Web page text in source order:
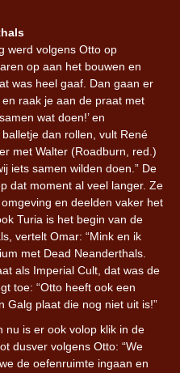
werd volgens Otto op
op aan het bouwen en
was heel gaaf. Dan gaan er
raak je aan de praat met
wat doen!’ en
dan rollen, vult René
met Walter (Roadburn, red.)
iets samen wilden doen.” De
dat moment al veel langer. Ze
en deelden vaker het
Turia is het begin van de
vertelt Omar: “Mink en ik
met Dead Neanderthals.
als Imperial Cult, dat was de
toe: “Otto heeft ook een
Galg plaat die nog niet uit is!”
nu is er ook volop klik in de
dusver volgens Otto: “We
de oefenruimte ingaan en